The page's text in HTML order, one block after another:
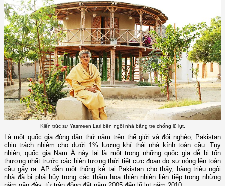
Kiến trúc sư Yasmeen Lari bên ngôi nhà bằng tre chống lũ lụt.
Là một quốc gia đông dân thứ năm trên thế giới và đói nghèo, Pakistan
chịu trách nhiệm cho dưới 1% lượng khí thải nhà kính toàn cầu. Tuy
nhiên, quốc gia Nam Á này lại là một trong những quốc gia dễ bị tổn
thương nhất trước các hiện tượng thời tiết cực đoan do sự nóng lên toàn
cầu gây ra. AP dẫn một thống kê tại Pakistan cho thấy, hàng triệu ngôi
nhà đã bị phá hủy trong các thảm họa thiên nhiên liên tiếp trong những